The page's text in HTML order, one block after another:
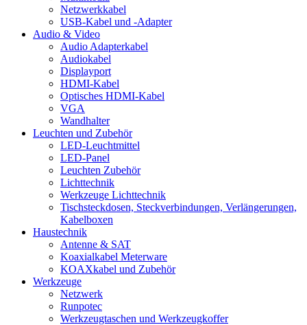
Netzwerkkabel
USB-Kabel und -Adapter
Audio & Video
Audio Adapterkabel
Audiokabel
Displayport
HDMI-Kabel
Optisches HDMI-Kabel
VGA
Wandhalter
Leuchten und Zubehör
LED-Leuchtmittel
LED-Panel
Leuchten Zubehör
Lichttechnik
Werkzeuge Lichttechnik
Tischsteckdosen, Steckverbindungen, Verlängerungen,
Kabelboxen
Haustechnik
Antenne & SAT
Koaxialkabel Meterware
KOAXkabel und Zubehör
Werkzeuge
Netzwerk
Runpotec
Werkzeugtaschen und Werkzeugkoffer